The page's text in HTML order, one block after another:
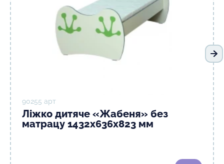
90255 арт
Ліжко дитяче «Жабеня» без
матрацу 1432х636х823 мм